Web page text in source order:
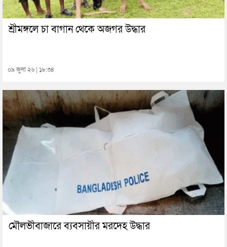
শ্রীমঙ্গলে চা বাগান থেকে অজগর উদ্ধার
০৯ জুলা ২৬ | ১৮:৩৪
মৌলভীবাজারে ব্যবসায়ীর মরদেহ উদ্ধার